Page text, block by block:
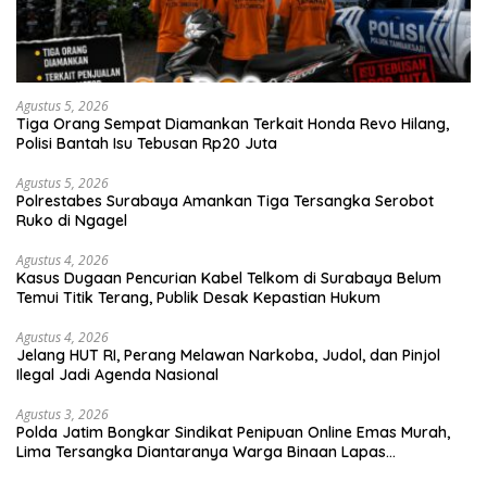
Agustus 5, 2026
Tiga Orang Sempat Diamankan Terkait Honda Revo Hilang,
Polisi Bantah Isu Tebusan Rp20 Juta
Agustus 5, 2026
Polrestabes Surabaya Amankan Tiga Tersangka Serobot
Ruko di Ngagel
Agustus 4, 2026
Kasus Dugaan Pencurian Kabel Telkom di Surabaya Belum
Temui Titik Terang, Publik Desak Kepastian Hukum
Agustus 4, 2026
Jelang HUT RI, Perang Melawan Narkoba, Judol, dan Pinjol
Ilegal Jadi Agenda Nasional
Agustus 3, 2026
Polda Jatim Bongkar Sindikat Penipuan Online Emas Murah,
Lima Tersangka Diantaranya Warga Binaan Lapas